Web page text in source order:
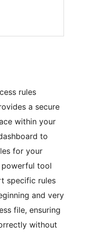
rules
a secure
within your
to
for your
powerful tool
specific rules
and very
file, ensuring
without